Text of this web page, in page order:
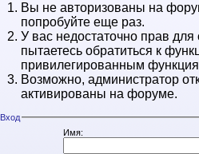
Вы не авторизованы на
попробуйте еще раз.
У вас недостаточно прав
пытаетесь обратиться к
привилегированным
Возможно, администратор
активированы на форуме.
Вход
Имя: